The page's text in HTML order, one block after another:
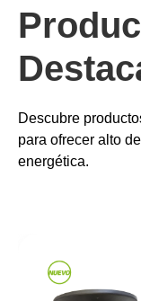
Descubre
para ofrecer alto
energética.